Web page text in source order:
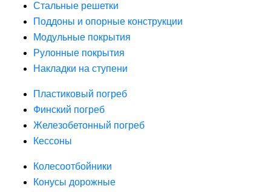
Стальные решетки
Поддоны и опорные конструкции
Модульные покрытия
Рулонные покрытия
Накладки на ступени
Пластиковый погреб
Финский погреб
Железобетонный погреб
Кессоны
Колесоотбойники
Конусы дорожные